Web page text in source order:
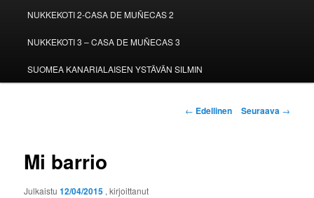
NUKKEKOTI 2-CASA DE MUÑECAS 2
NUKKEKOTI 3 – CASA DE MUÑECAS 3
SUOMEA KANARIALAISEN YSTÄVÄN SILMIN
Artikkelien
← Edellinen Seuraava →
Mi barrio
Julkaistu12/04/2015 , kirjoittanut